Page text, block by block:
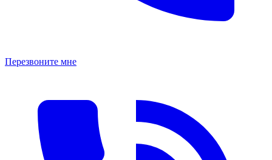
Перезвоните мне